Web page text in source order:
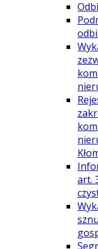
art.